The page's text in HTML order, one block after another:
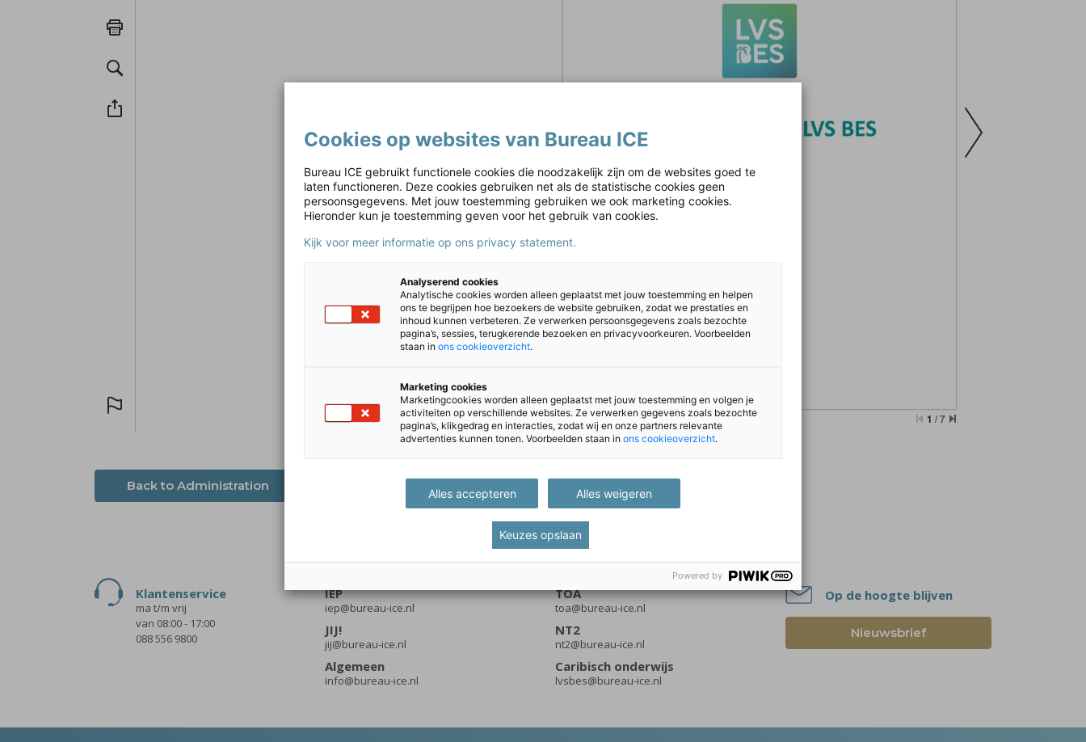
Back to Administration
Klantenservice
ma t/m vrij
van 08:00 - 17:00
088 556 9800
IEP
iep@bureau-ice.nl
JIJ!
jij@bureau-ice.nl
Algemeen
info@bureau-ice.nl
TOA
toa@bureau-ice.nl
NT2
nt2@bureau-ice.nl
Caribisch onderwijs
lvsbes@bureau-ice.nl
Op de hoogte blijven
Nieuwsbrief
Cookies op websites van Bureau ICE
Bureau ICE gebruikt functionele cookies die noodzakelijk zijn om de websites goed te
laten functioneren. Deze cookies gebruiken net als de statistische cookies geen
persoonsgegevens. Met jouw toestemming gebruiken we ook marketing cookies.
Hieronder kun je toestemming geven voor het gebruik van cookies.
Kijk voor meer informatie op ons privacy statement.
Analyserend cookies
Analytische cookies worden alleen geplaatst met jouw toestemming en helpen
ons te begrijpen hoe bezoekers de website gebruiken, zodat we prestaties en
inhoud kunnen verbeteren. Ze verwerken persoonsgegevens zoals bezochte
pagina’s, sessies, terugkerende bezoeken en privacyvoorkeuren. Voorbeelden
staan in ons cookieoverzicht.
Marketing cookies
Marketingcookies worden alleen geplaatst met jouw toestemming en volgen je
activiteiten op verschillende websites. Ze verwerken gegevens zoals bezochte
pagina’s, klikgedrag en interacties, zodat wij en onze partners relevante
advertenties kunnen tonen. Voorbeelden staan in ons cookieoverzicht.
Alles accepteren Alles weigeren
Keuzes opslaan
Powered by